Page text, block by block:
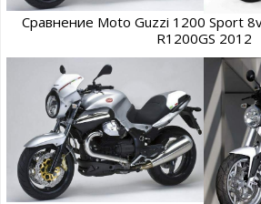
Сравнение Moto Guzzi 1200 Sport
R1200GS 2012